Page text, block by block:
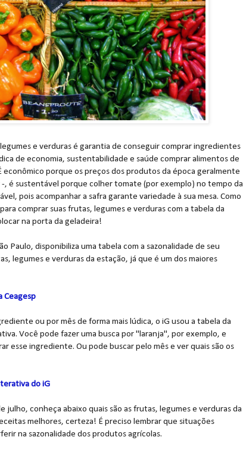
e verduras é garantia de conseguir comprar ingredientes
de economia, sustentabilidade e saúde comprar alimentos de
econômico porque os preços dos produtos da época geralmente
-, é sustentável porque colher tomate (por exemplo) no tempo da
pois acompanhar a safra garante variedade à sua mesa. Como
comprar suas frutas, legumes e verduras com a tabela da
na porta da geladeira!
Paulo, disponibiliza uma tabela com a sazonalidade de seu
legumes e verduras da estação, já que é um dos maiores
Ceagesp
ou por mês de forma mais lúdica, o iG usou a tabela da
Você pode fazer uma busca por "laranja", por exemplo, e
esse ingrediente. Ou pode buscar pelo mês e ver quais são os
do iG
julho, conheça abaixo quais são as frutas, legumes e verduras da
melhores, certeza! É preciso lembrar que situações
na sazonalidade dos produtos agrícolas.